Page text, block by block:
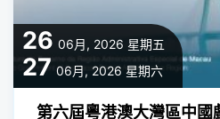
26 06月, 2026 星期五
27 06月, 2026 星期六
第六屆粵港澳大灣區中國